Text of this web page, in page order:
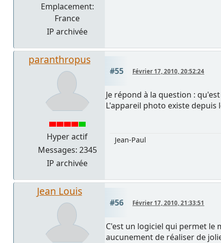
Emplacement:
France
IP archivée
paranthropus
Hyper actif
Messages: 2345
IP archivée
#55 Février 17, 2010, 20:52:24
Je répond à la question :
L'appareil photo existe depuis
Jean-Paul
Jean Louis
#56 Février 17, 2010, 21:33:51
C'est un logiciel qui permet le
aucunement de réaliser de